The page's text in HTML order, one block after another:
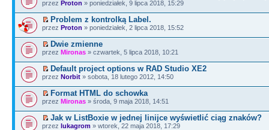
przez Proton » poniedziałek, 9 lipca 2018, 15:29
Problem z kontrolką Label.
przez Proton » poniedziałek, 2 lipca 2018, 15:52
Dwie zmienne
przez Mironas » czwartek, 5 lipca 2018, 10:21
Default project options w RAD Studio XE2
przez Norbit » sobota, 18 lutego 2012, 14:50
Format HTML do schowka
przez Mironas » środa, 9 maja 2018, 14:51
Jak w ListBoxie w jednej linijce wyświetlić ciąg znaków?
przez lukagrom » wtorek, 22 maja 2018, 17:29